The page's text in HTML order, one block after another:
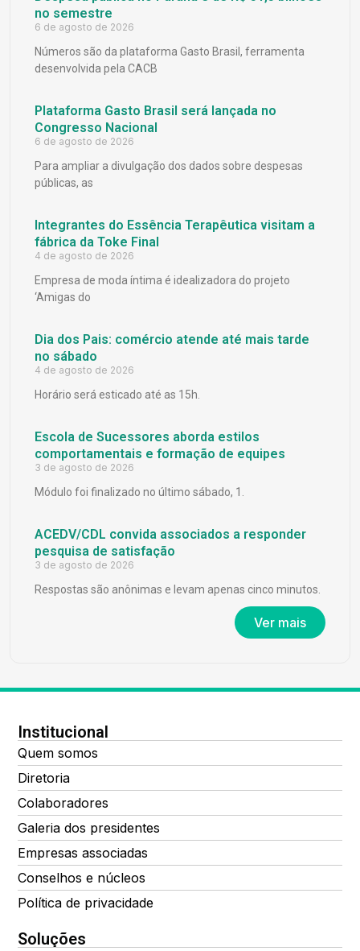
no semestre
6 de agosto de 2026
Números são da plataforma Gasto Brasil, ferramenta
desenvolvida pela CACB
Plataforma Gasto Brasil será lançada no
Congresso Nacional
6 de agosto de 2026
Para ampliar a divulgação dos dados sobre despesas
públicas, as
Integrantes do Essência Terapêutica visitam a
fábrica da Toke Final
4 de agosto de 2026
Empresa de moda íntima é idealizadora do projeto
‘Amigas do
Dia dos Pais: comércio atende até mais tarde
no sábado
4 de agosto de 2026
Horário será esticado até as 15h.
Escola de Sucessores aborda estilos
comportamentais e formação de equipes
3 de agosto de 2026
Módulo foi finalizado no último sábado, 1.
ACEDV/CDL convida associados a responder
pesquisa de satisfação
3 de agosto de 2026
Respostas são anônimas e levam apenas cinco minutos.
Ver mais
Institucional
Quem somos
Diretoria
Colaboradores
Galeria dos presidentes
Empresas associadas
Conselhos e núcleos
Política de privacidade
Soluções